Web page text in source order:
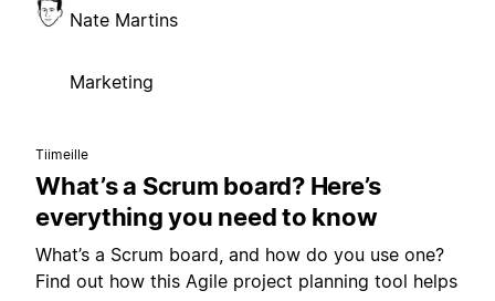
Nate Martins
Marketing
Tiimeille
What’s a Scrum board? Here’s
everything you need to know
What’s a Scrum board, and how do you use one?
Find out how this Agile project planning tool helps